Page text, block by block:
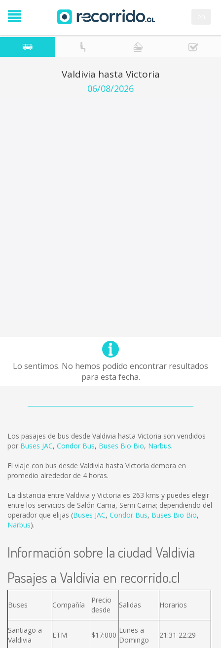
Valdivia hasta Victoria
06/08/2026
Lo sentimos. No hemos podido encontrar resultados
para esta fecha.
Los pasajes de bus desde Valdivia hasta Victoria son vendidos
por Buses JAC, Condor Bus, Buses Bio Bio, Narbus.
El viaje con bus desde Valdivia hasta Victoria demora en
promedio alrededor de 4 horas.
La distancia entre Valdivia y Victoria es 263 kms y puedes elegir
entre los servicios de Salón Cama, Semi Cama; dependiendo del
operador que elijas (Buses JAC, Condor Bus, Buses Bio Bio,
Narbus).
Información sobre la ciudad Valdivia
Pasajes a Valdivia en recorrido.cl
Buses Compañía
Precio
desde
Salidas Horarios
Santiago a
Valdivia
ETM $17:000
Lunes a
Domingo
21:31 22:29